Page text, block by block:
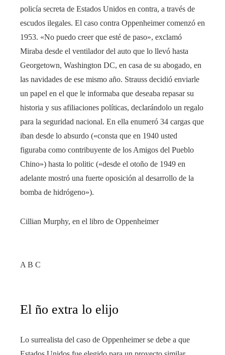
policía secreta de Estados Unidos en contra, a través de
escudos ilegales. El caso contra Oppenheimer comenzó en
1953. «No puedo creer que esté de paso», exclamó
Miraba desde el ventilador del auto que lo llevó hasta
Georgetown, Washington DC, en casa de su abogado, en
las navidades de ese mismo año. Strauss decidió enviarle
un papel en el que le informaba que deseaba repasar su
historia y sus afiliaciones políticas, declarándolo un regalo
para la seguridad nacional. En ella enumeró 34 cargas que
iban desde lo absurdo («consta que en 1940 usted
figuraba como contribuyente de los Amigos del Pueblo
Chino») hasta lo politic («desde el otoño de 1949 en
adelante mostró una fuerte oposición al desarrollo de la
bomba de hidrógeno»).
Cillian Murphy, en el libro de Oppenheimer
A B C
El ño extra lo elijo
Lo surrealista del caso de Oppenheimer se debe a que